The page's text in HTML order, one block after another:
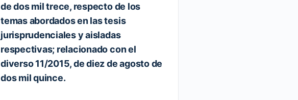
de dos mil trece, respecto de los
temas abordados en las tesis
jurisprudenciales y aisladas
respectivas; relacionado con el
diverso 11/2015, de diez de agosto de
dos mil quince.